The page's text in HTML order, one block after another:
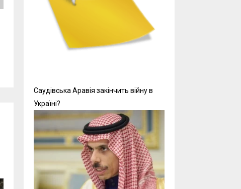
Саудівська Аравія закінчить війну в
Україні?